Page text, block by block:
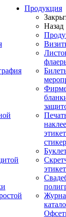
Продукция
Назад